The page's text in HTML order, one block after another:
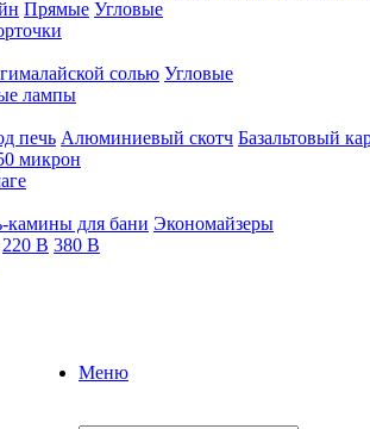
Прямые Угловые
солью Угловые
лампы
печь Алюминиевый скотч Базальтовый
микрон
камины для бани Экономайзеры
220 В 380 В
Меню